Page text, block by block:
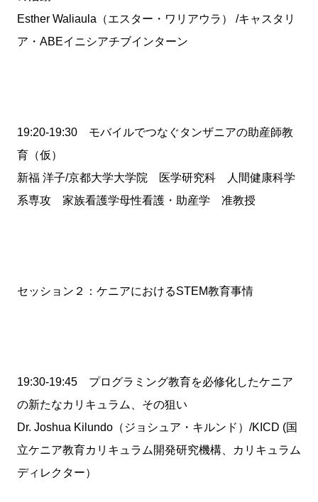
Esther Waliaula（エスター・ワリアウラ） /キャスタリ
ア・ABEイニシアチブインターン
19:20-19:30 モバイルでつなぐタンザニアの助産師教
育（仮）
新福 洋子/京都大学大学院 医学研究科 人間健康科学
系専攻 家族看護学母性看護・助産学 准教授
セッション２：ケニアにおけるSTEM教育事情
19:30-19:45 プログラミング教育を必修化したケニア
の新たなカリキュラム、その狙い
Dr. Joshua Kilundo（ジョシュア・キルンド）/KICD (国
立ケニア教育カリキュラム開発研究機構、カリキュラム
ディレクター）